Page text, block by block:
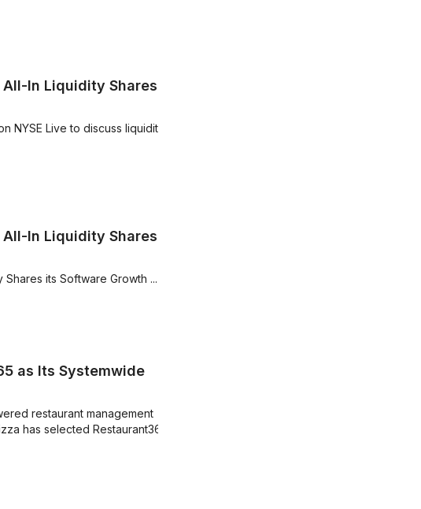
In Liquidity Shares
NYSE Live to discuss liquidity
In Liquidity Shares
Shares its Software Growth ...
as Its Systemwide
restaurant management
has selected Restaurant365